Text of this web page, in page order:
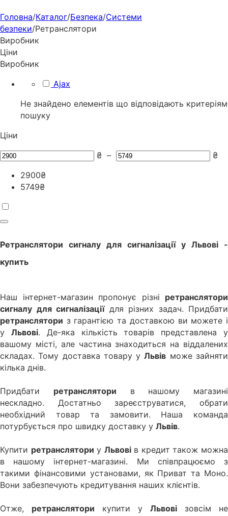
Головна/Каталог/Безпека/Системи
безпеки/Ретранслятори
Виробник
Ціни
Виробник
Ajax
Не знайдено елементів що відповідають критеріям
пошуку
Ціни
₴ –
₴
2900₴
5749₴
Ретранслятори сигналу для сигналізаціїу Львові -
купить
Наш інтернет-магазин пропонує різні ретранслятори
сигналу для сигналізаціїдля різних задач. Придбати
ретранслятори з гарантією та доставкою ви можете і
у Львові. Де-яка кількість товарів представлена у
вашому місті, але частина знаходиться на віддалених
складах. Тому доставка товару уЛьвів може зайняти
кілька днів.
Придбати ретранслятори в нашому магазині
нескладно. Достатньо зареєструватися, обрати
необхідний товар та замовити. Наша команда
потурбується про швидку доставку у Львів.
Купити ретранслятори уЛьвові в кредит також можна
в нашому інтернет-магазині. Ми співпрацюємо з
такими фінансовими установами, як Приват та Моно.
Вони забезпечують кредитування наших клієнтів.
Отже, ретранслятори купити у Львові зовсім не